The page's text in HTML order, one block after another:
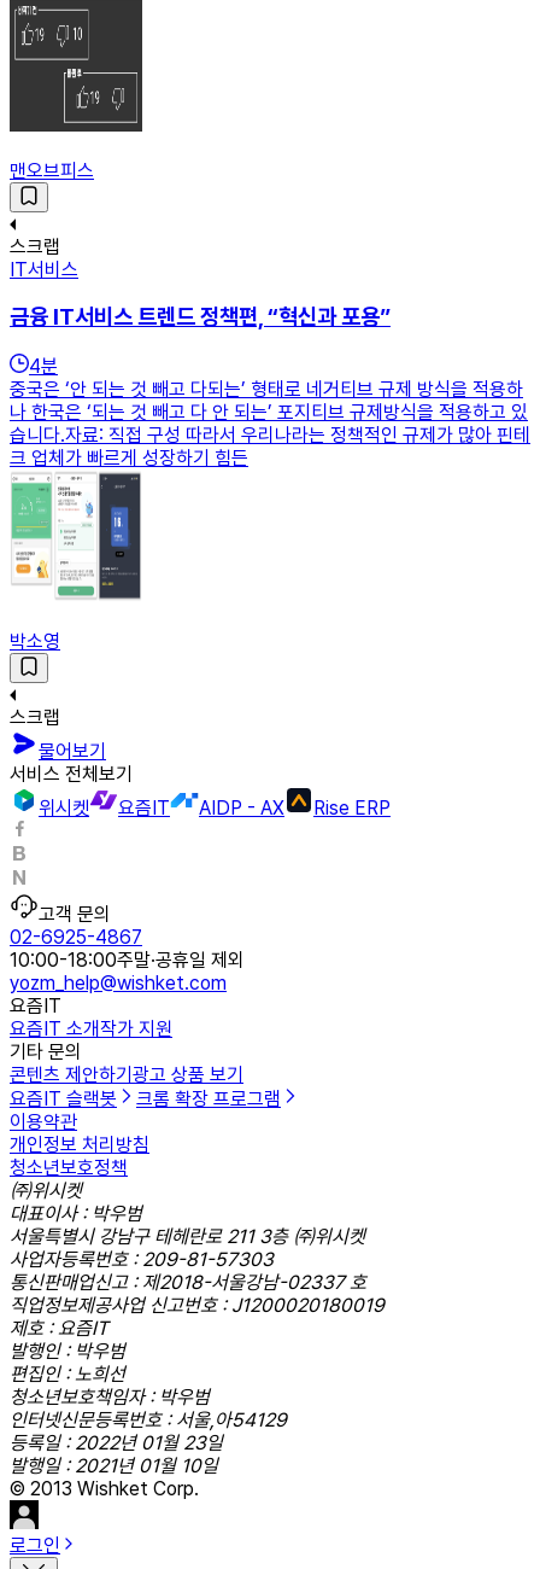
맨오브피스
스크랩
IT서비스
금융 IT서비스 트렌드 정책편, “혁신과 포용”
4분
중국은 ‘안 되는 것 빼고 다되는’ 형태로 네거티브 규제 방식을 적용하
나 한국은 ‘되는 것 빼고 다 안 되는’ 포지티브 규제방식을 적용하고 있
습니다.자료: 직접 구성 따라서 우리나라는 정책적인 규제가 많아 핀테
크 업체가 빠르게 성장하기 힘든
박소영
스크랩
물어보기
서비스 전체보기
위시켓
요즘IT AIDP - AX Rise ERP
고객 문의
02-6925-4867
10:00-18:00주말·공휴일 제외
yozm_help@wishket.com
요즘IT
요즘IT 소개작가 지원
기타 문의
콘텐츠 제안하기 광고 상품 보기
요즘IT 슬랙봇
크롬 확장 프로그램
이용약관
개인정보 처리방침
청소년보호정책
㈜위시켓
대표이사 : 박우범
서울특별시 강남구 테헤란로 211 3층 ㈜위시켓
사업자등록번호 : 209-81-57303
통신판매업신고 : 제2018-서울강남-02337 호
직업정보제공사업 신고번호 : J1200020180019
제호 : 요즘IT
발행인 : 박우범
편집인 : 노희선
청소년보호책임자 : 박우범
인터넷신문등록번호 : 서울,아54129
등록일 : 2022년 01월 23일
발행일 : 2021년 01월 10일
© 2013 Wishket Corp.
로그인